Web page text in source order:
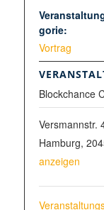
gorie:
Vortrag
Blockchance
Versmannstr.
Hamburg,
anzeigen